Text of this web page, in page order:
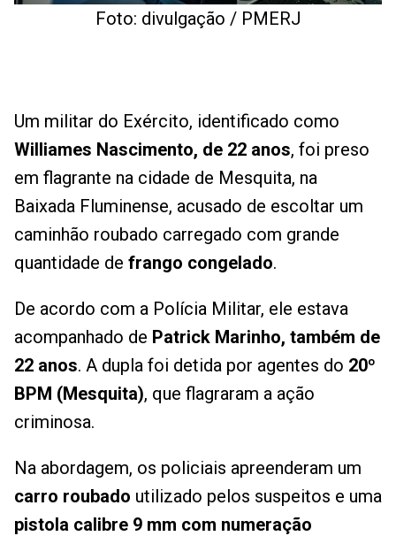
Foto: divulgação / PMERJ
Um militar do Exército, identificado como
Williames Nascimento, de 22 anos, foi preso
em flagrante na cidade de Mesquita, na
Baixada Fluminense, acusado de escoltar um
caminhão roubado carregado com grande
quantidade de frango congelado.
De acordo com a Polícia Militar, ele estava
acompanhado de Patrick Marinho, também de
22 anos. A dupla foi detida por agentes do 20º
BPM (Mesquita), que flagraram a ação
criminosa.
Na abordagem, os policiais apreenderam um
carro roubado utilizado pelos suspeitos e uma
pistola calibre 9 mm com numeração